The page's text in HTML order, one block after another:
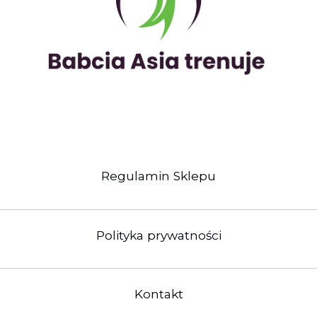
Regulamin Sklepu
Polityka prywatności
Kontakt